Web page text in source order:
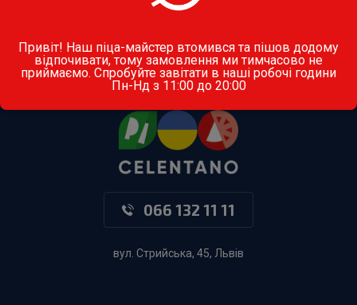
066 132 11 11
вул. Стрийська, 45, Львів
Привіт! Наш піца-майстер втомився та пішов додому
відпочивати, тому замовлення ми тимчасово не
приймаємо. Спробуйте завітати в наші робочі години
Пн-Нд з 11:00 до 20:00